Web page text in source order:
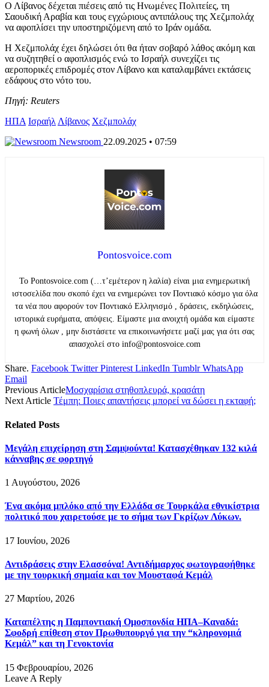
Ο Λίβανος δέχεται πιέσεις από τις Ηνωμένες Πολιτείες, τη
Σαουδική Αραβία και τους εγχώριους αντιπάλους της Χεζμπολάχ
να αφοπλίσει την υποστηριζόμενη από το Ιράν ομάδα.
Η Χεζμπολάχ έχει δηλώσει ότι θα ήταν σοβαρό λάθος ακόμη και
να συζητηθεί ο αφοπλισμός ενώ το Ισραήλ συνεχίζει τις
αεροπορικές επιδρομές στον Λίβανο και καταλαμβάνει εκτάσεις
εδάφους στο νότο του.
Πηγή: Reuters
ΗΠΑ Ισραήλ Λίβανος Χεζμπολάχ
Newsroom 22.09.2025 • 07:59
Pontosvoice.com
Το Pontosvoice.com (…τ’εμέτερον η λαλία) είναι μια ενημερωτική
ιστοσελίδα που σκοπό έχει να ενημερώνει τον Ποντιακό κόσμο για όλα
τα νέα που αφορούν τον Ποντιακό Ελληνισμό , δράσεις, εκδηλώσεις,
ιστορικά ευρήματα, απόψεις. Είμαστε μια ανοιχτή ομάδα και είμαστε
η φωνή όλων , μην διστάσετε να επικοινωνήσετε μαζί μας για ότι σας
απασχολεί στο info@pontosvoice.com
Share. Facebook Twitter Pinterest LinkedIn Tumblr WhatsApp
Email
Previous ArticleΜοσχαρίσια στηθοπλευρά, κρασάτη
Next Article Τέμπη: Ποιες απαντήσεις μπορεί να δώσει η εκταφή;
Related Posts
Μεγάλη επιχείρηση στη Σαμψούντα! Κατασχέθηκαν 132 κιλά
κάνναβης σε φορτηγό
1 Αυγούστου, 2026
Ένα ακόμα μπλόκο από την Ελλάδα σε Τουρκάλα εθνικίστρια
πολιτικό που χαιρετούσε με το σήμα των Γκρίζων Λύκων.
17 Ιουνίου, 2026
Αντιδράσεις στην Ελασσόνα! Αντιδήμαρχος φωτογραφήθηκε
με την τουρκική σημαία και τον Μουσταφά Κεμάλ
27 Μαρτίου, 2026
Καταπέλτης η Παμποντιακή Ομοσπονδία ΗΠΑ–Καναδά:
Σφοδρή επίθεση στον Πρωθυπουργό για την “κληρονομιά
Κεμάλ” και τη Γενοκτονία
15 Φεβρουαρίου, 2026
Leave A Reply